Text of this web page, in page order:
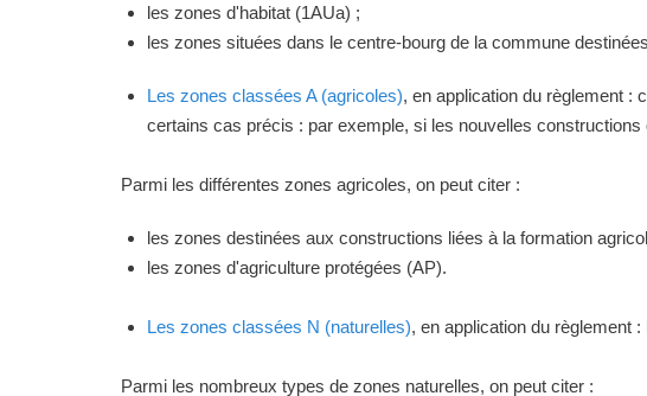
les zones d'habitat (1AUa) ;
les zones situées dans le centre-bourg de la commune
Les zones classées A (agricoles), en application du règlement :
certains cas précis : par exemple, si les nouvelles constructions
Parmi les différentes zones agricoles, on peut citer :
les zones destinées aux constructions liées à la formation
les zones d'agriculture protégées (AP).
Les zones classées N (naturelles), en application du règlement
Parmi les nombreux types de zones naturelles, on peut citer :